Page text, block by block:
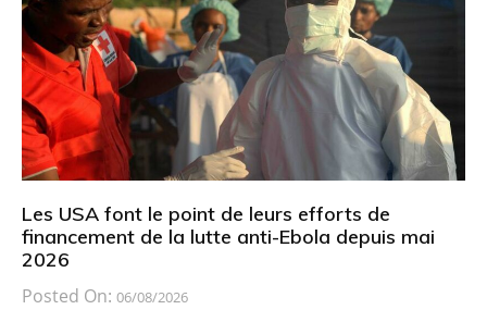
Les USA font le point de leurs efforts de
financement de la lutte anti-Ebola depuis mai
2026
Posted On: 06/08/2026